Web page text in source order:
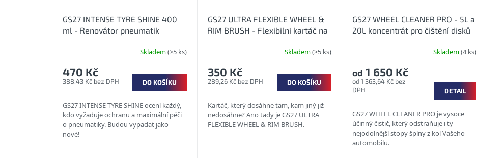
GS27 INTENSE TYRE SHINE 400
ml - Renovátor pneumatik
Skladem(>5 ks)
388,43 Kč bez DPH
470 Kč
DO KOŠÍKU
GS27 INTENSE TYRE SHINE ocení každý,
kdo vyžaduje ochranu a maximální péči
o pneumatiky. Budou vypadat jako
nové!
GS27 ULTRA FLEXIBLE WHEEL &
RIM BRUSH - Flexibilní kartáč na
Skladem(>5 ks)
289,26 Kč bez DPH
350 Kč
DO KOŠÍKU
Kartáč, který dosáhne tam, kam jiný již
nedosáhne? Ano tady je GS27 ULTRA
FLEXIBLE WHEEL & RIM BRUSH.
GS27 WHEEL CLEANER PRO - 5L a
20L koncentrát pro čištění disků
Skladem(4 ks)
od 1 363,64 Kč bez
DPH
od 1 650 Kč
DETAIL
GS27 WHEEL CLEANER PRO je vysoce
účinný čistič, který odstraňuje i ty
nejodolnější stopy špíny z kol Vašeho
automobilu.